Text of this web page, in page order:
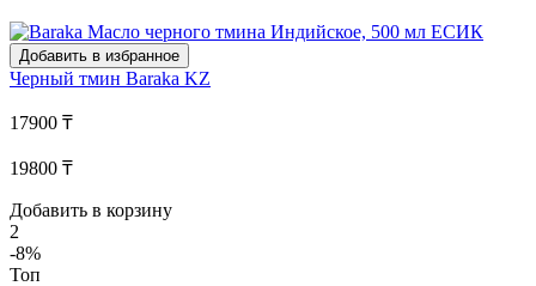
Добавить в избранное
Черный тмин Baraka KZ
17900 ₸
19800 ₸
Добавить в корзину
2
-8%
Топ